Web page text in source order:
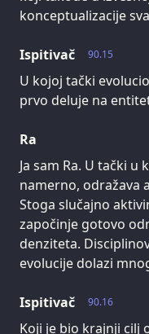
konceptualizacije
90.15
Ispitivač
U kojoj tački
prvo deluje na
Ra
Ja sam Ra. U tački
namerno, odražava
Stoga slučajno
započinje gotovo
denziteta.
evolucije dolazi
90.16
Ispitivač
Koji je bio krajnji cilj